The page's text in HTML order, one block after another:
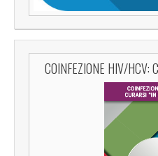
COINFEZIONE HIV/HCV: